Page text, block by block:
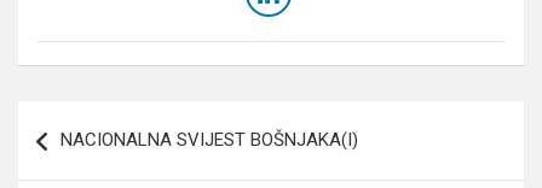
članaka
NACIONALNA SVIJEST BOŠNJAKA(I)